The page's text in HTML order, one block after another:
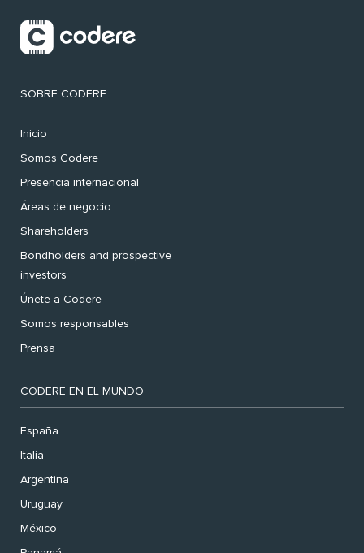
SOBRE CODERE
Inicio
Somos Codere
Presencia internacional
Áreas de negocio
Shareholders
Bondholders and prospective
investors
Únete a Codere
Somos responsables
Prensa
CODERE EN EL MUNDO
España
Italia
Argentina
Uruguay
México